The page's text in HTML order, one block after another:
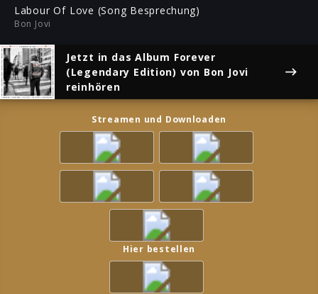
Labour Of Love (Song Besprechung)
Bon Jovi
Jetzt in das Album Forever
(Legendary Edition) von Bon Jovi
reinhören
Streamen und Downloaden
Hier bestellen